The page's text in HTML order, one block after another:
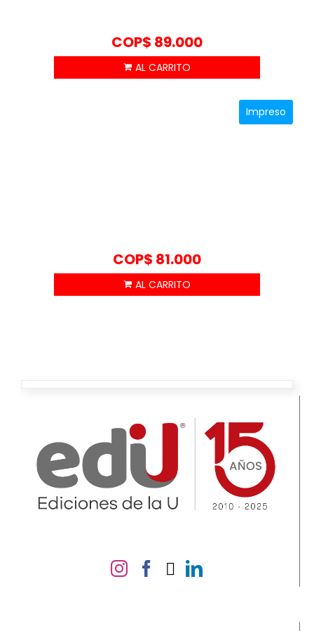
COP$ 89.000
Impreso
COP$ 81.000